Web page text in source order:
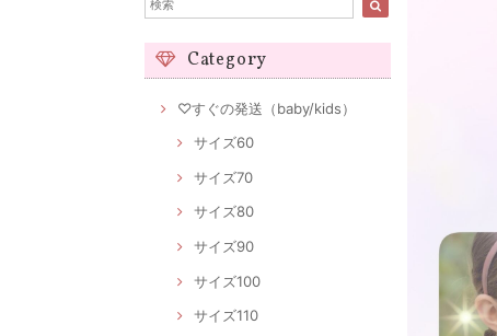
Category
♡すぐの発送（baby/kids）
サイズ60
サイズ70
サイズ80
サイズ90
サイズ100
サイズ110